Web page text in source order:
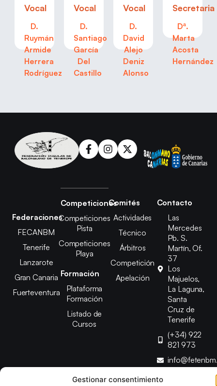
Gestionar consentimiento
Vocal
D.
Ruymán
Armide
Herrera
Rodríguez
Vocal
D.
Santiago
García
Del
Castillo
Vocal
D.
David
Alejo
Deniz
Alonso
Secretaria
Dª.
Marta
Acosta
Hernández
Federaciones
FECANBM
Tenerife
Lanzarote
Gran Canaria
Fuerteventura
Competiciones
Competiciones
Pista
Competiciones
Playa
Formación
Plataforma
Formación
Listado de
Cursos
Comités
Actividades
Técnico
Árbitros
Competición
Apelación
Contacto
Las
Mercedes
Pb. S.
Martín, Of.
37
Los
Majuelos,
La Laguna,
Santa
Cruz de
Tenerife
(+34) 922
821 973